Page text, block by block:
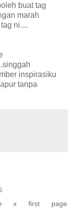
buat tag
marah
ni....
inspirasiku
tanpa
x first page